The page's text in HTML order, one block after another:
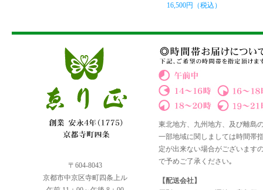
16,500円（税込）
〒604-8043
京都市中京区寺町四条上ル
東北地方、九州地方、及び離島
一部地域に関しましては時間帯
定が出来ない場合がございます
で予めご了承ください｡
【配送会社】